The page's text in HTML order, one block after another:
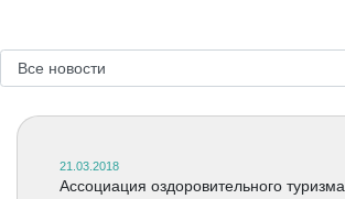
21.03.2018
Ассоциация оздоровительного туризма